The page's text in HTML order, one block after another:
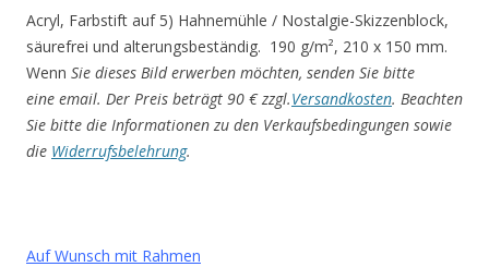
Acryl, Farbstift auf 5) Hahnemühle / Nostalgie-Skizzenblock,
säurefrei und alterungsbeständig. 190 g/m², 210 x 150 mm.
Wenn Sie dieses Bild erwerben möchten, senden Sie bitte
eine email. Der Preis beträgt 90 € zzgl.Versandkosten. Beachten
Sie bitte die Informationen zu den Verkaufsbedingungen sowie
die Widerrufsbelehrung.
Auf Wunsch mit Rahmen